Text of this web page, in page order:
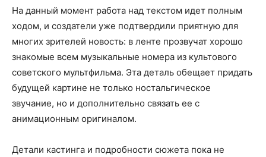
На данный момент работа над текстом идет полным
ходом, и создатели уже подтвердили приятную для
многих зрителей новость: в ленте прозвучат хорошо
знакомые всем музыкальные номера из культового
советского мультфильма. Эта деталь обещает придать
будущей картине не только ностальгическое
звучание, но и дополнительно связать ее с
анимационным оригиналом.
Детали кастинга и подробности сюжета пока не